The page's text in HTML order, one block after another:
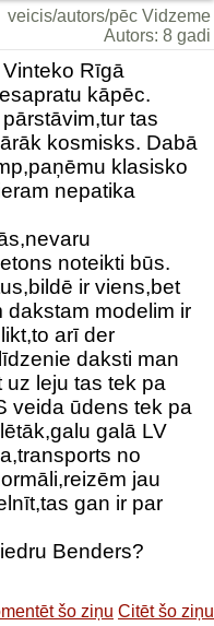
veicis/autors/pēc Vidzeme
Autors: 8 gadi
Rīgā
kāpēc.
tas
kosmisks. Dabā
klasisko
nepatika
noteikti būs.
ir viens,bet
dakstam modelim ir
arī der
daksti man
leju tas tek pa
veida ūdens tek pa
galā LV
no
jau
gan ir par
Benders?
šo ziņu Citēt šo ziņu